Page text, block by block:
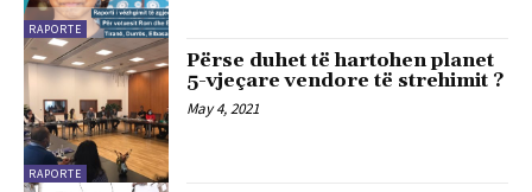
RAPORTE
RAPORTE
Përse duhet të hartohen planet
5-vjeçare vendore të strehimit ?
May 4, 2021